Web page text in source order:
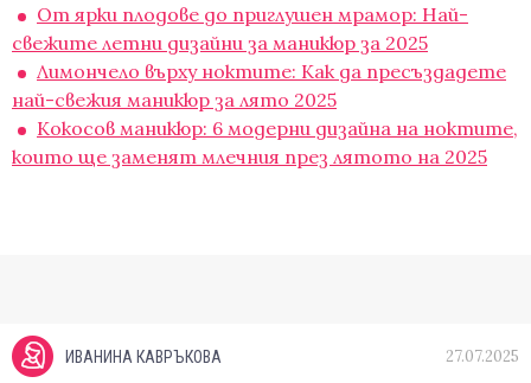
От ярки плодове до приглушен мрамор: Най-
свежите летни дизайни за маникюр за 2025
Лимончело върху ноктите: Как да пресъздадете
най-свежия маникюр за лято 2025
Кокосов маникюр: 6 модерни дизайна на ноктите,
които ще заменят млечния през лятото на 2025
ИВАНИНА КАВРЪКОВА 27.07.2025